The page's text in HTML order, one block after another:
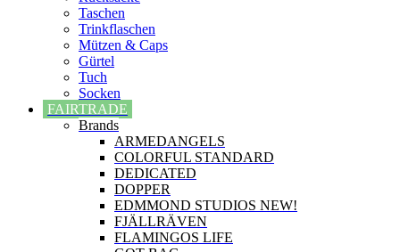
Taschen
Trinkflaschen
Mützen & Caps
Gürtel
Tuch
Socken
FAIRTRADE
Brands
ARMEDANGELS
COLORFUL STANDARD
DEDICATED
DOPPER
EDMMOND STUDIOS NEW!
FJÄLLRÄVEN
FLAMINGOS LIFE